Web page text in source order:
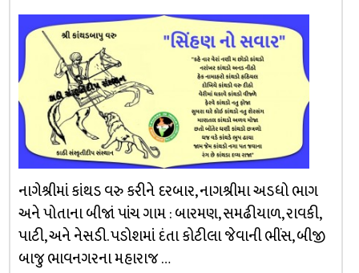
નાગેશ્રીમાં કાંથડ વરુ કરીને દરબાર, નાગશ્રીમા અડધો ભાગ
અને પોતાના બીજાં પાંચ ગામ : બારમણ, સમઢીયાળ, રાવકી,
પાટી, અને નેસડી. પડોશમાં દંતા કોટીલા જેવાની ભીંસ, બીજી
બાજુ ભાવનગરના મહારાજ …